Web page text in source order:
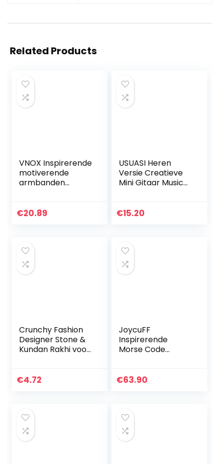
Related Products
VNOX Inspirerende
motiverende
armbanden
geschenken aan
€20.89
USUASI Heren
Versie Creatieve
Mini Gitaar Musical
Zwart/Bruin
€15.20
Crunchy Fashion
Designer Stone &
Kundan Rakhi voor
handgemaakte
€4.72
JoycuFF
Inspirerende
Morse Code
Geheime Bericht
€63.90